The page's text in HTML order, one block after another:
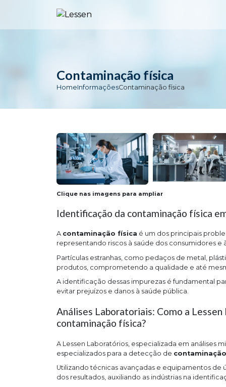
Contaminação física
HomeInformaçõesContaminação física
Clique nas imagens para ampliar
Identificação da contaminação física
A contaminação física é um dos principais
representando riscos à saúde dos consumidores e
Partículas estranhas, como pedaços de metal,
produtos, comprometendo a qualidade e até
A identificação dessas impurezas é fundamental
evitar prejuízos e danos à saúde pública.
Análises Laboratoriais: Como a
contaminação física?
A Lessen Laboratórios, especializada em análises
especializados para a detecção de
Utilizando técnicas avançadas e equipamentos
dos resultados, auxiliando as indústrias na